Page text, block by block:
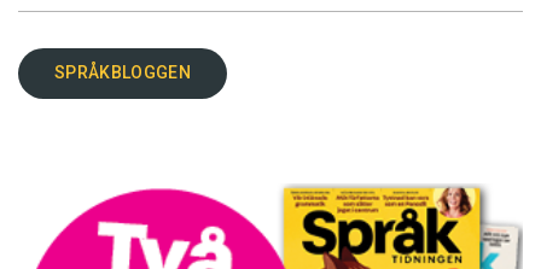
SPRÅKBLOGGEN